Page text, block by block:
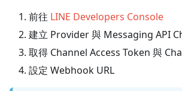
前往 LINE Developers Console
建立 Provider 與 Messaging API
取得 Channel Access Token 與
設定 Webhook URL